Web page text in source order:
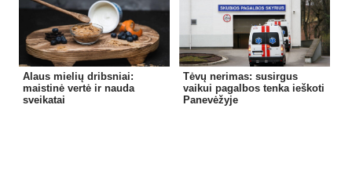
Alaus mielių dribsniai:
maistinė vertė ir nauda
sveikatai
Tėvų nerimas: susirgus
vaikui pagalbos tenka ieškoti
Panevėžyje